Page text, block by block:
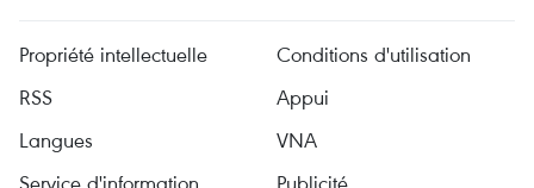
Propriété intellectuelle
Conditions d'utilisation
RSS
Appui
Langues
VNA
Service d'information
Publicité